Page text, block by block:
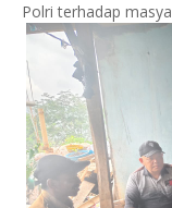
Polri terhadap